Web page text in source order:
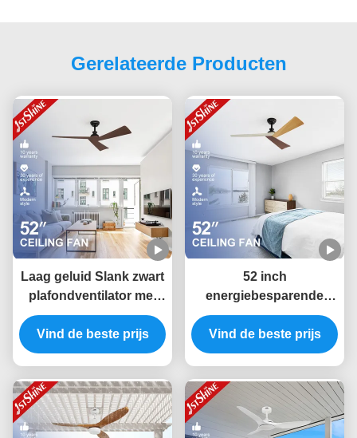
Gerelateerde Producten
Laag geluid Slank zwart
plafondventilator met
donkere houten
korrelbladen en
afstandsbediening Type
Vind de beste prijs
52 inch
energiebesparende
ABS-bladen
plafondventilator met
slimme APP-bediening
Vind de beste prijs